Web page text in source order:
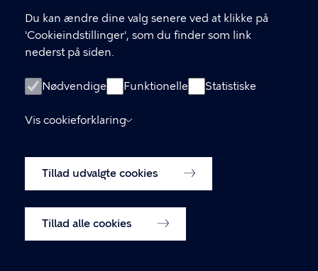
Du kan ændre dine valg senere ved at klikke på
'Cookieindstillinger', som du finder som link
nederst på siden.
Nødvendige Funktionelle Statistiske
Vis cookieforklaring
Tillad udvalgte cookies
Tillad alle cookies